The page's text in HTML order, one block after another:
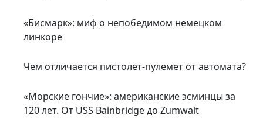
«Бисмарк»: миф о непобедимом немецком
линкоре
Чем отличается пистолет-пулемет от автомата?
«Морские гончие»: американские эсминцы за
120 лет. От USS Bainbridge до Zumwalt